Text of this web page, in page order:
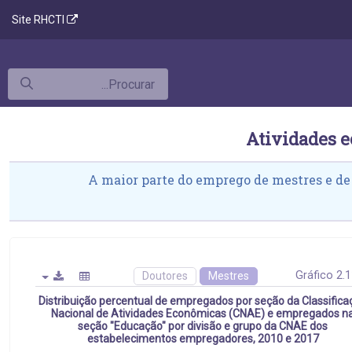
A maior parte do emprego de mestres e
Gráfico
Mestres
Doutores
Distribuição percentual de empregados por seção da
Nacional de Atividades Econômicas (CNAE) e empregados
seção "Educação" por divisão e grupo da CNAE dos
estabelecimentos empregadores, 2010 e 2017